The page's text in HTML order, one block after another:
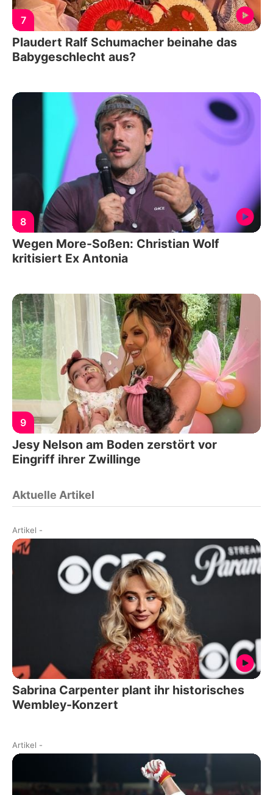
7
Plaudert Ralf Schumacher beinahe das
Babygeschlecht aus?
8
Wegen More-Soßen: Christian Wolf
kritisiert Ex Antonia
9
Jesy Nelson am Boden zerstört vor
Eingriff ihrer Zwillinge
Aktuelle Artikel
Artikel -
Sabrina Carpenter plant ihr historisches
Wembley-Konzert
Artikel -